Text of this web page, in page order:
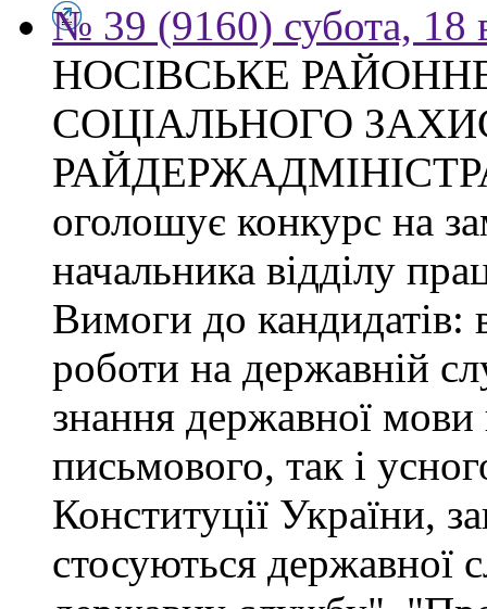
№ 39 (9160) субота, 18
НОСІВСЬКЕ
СОЦІАЛЬНОГО
оголошує конкурс на
начальника відділу
Вимоги до
роботи на державній
знання державної мови
письмового, так і
Конституції України,
стосуються